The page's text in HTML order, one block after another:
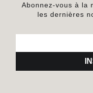
Abonnez-vous à la
les dernières